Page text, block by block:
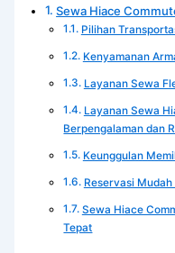
Sewa Hiace
Pilihan
Kenyamanan
Layanan Sewa
Layanan Sewa
Berpengalaman dan
Keunggulan
Reservasi
Sewa Hiace
Tepat